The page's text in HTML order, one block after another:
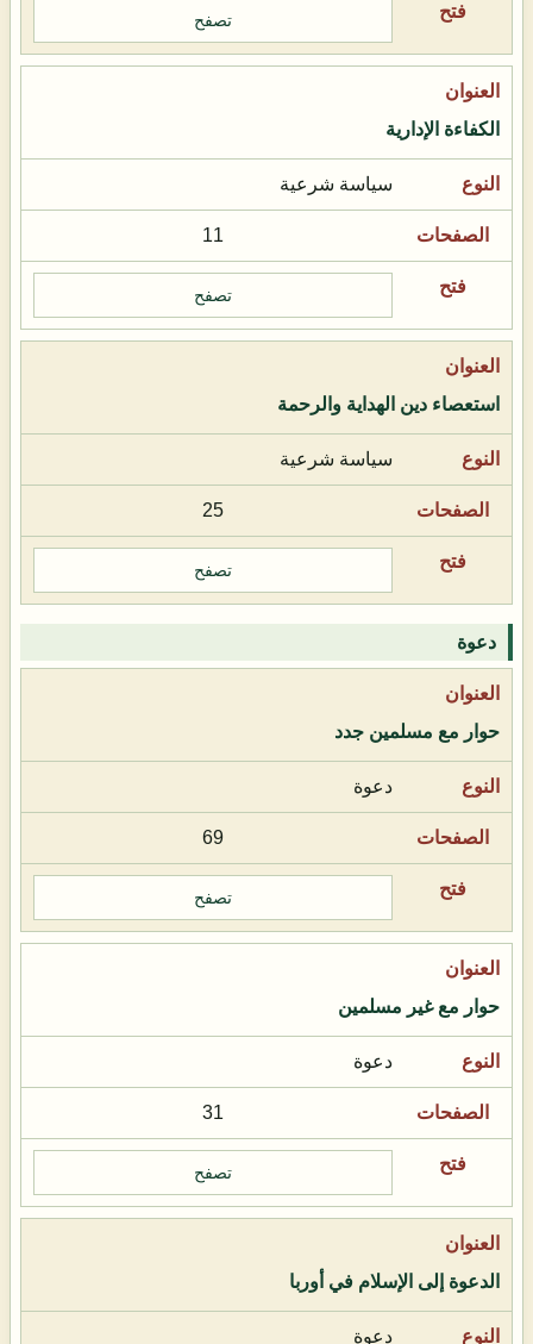
تصفح
الكفاءة الإدارية
سياسة شرعية
11
تصفح
استعصاء دين الهداية والرحمة
سياسة شرعية
25
تصفح
دعوة
حوار مع مسلمين جدد
دعوة
69
تصفح
حوار مع غير مسلمين
دعوة
31
تصفح
الدعوة إلى الإسلام في أوربا
دعوة